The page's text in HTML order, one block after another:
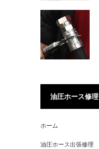
油圧ホース修理
ホーム
油圧ホース出張修理